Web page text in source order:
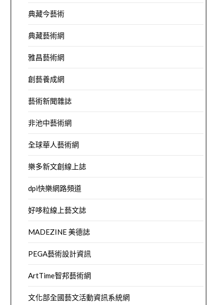
典藏今藝術
典藏藝術網
雅昌藝術網
創藝養成網
藝術新聞雜誌
非池中藝術網
全球華人藝術網
樂多新文創線上誌
dpi快樂網路頻道
好哆粒線上藝文誌
MADEZINE 美德誌
PEGA藝術設計資訊
ArtTime智邦藝術網
文化部全國藝文活動資訊系統網